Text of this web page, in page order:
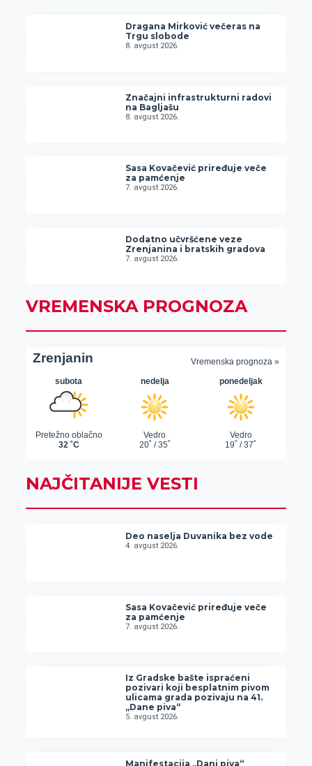
Dragana Mirković večeras na
Trgu slobode
8. avgust 2026.
Značajni infrastrukturni radovi
na Bagljašu
8. avgust 2026.
Sasa Kovačević priređuje veče
za pamćenje
7. avgust 2026.
Dodatno učvršćene veze
Zrenjanina i bratskih gradova
7. avgust 2026.
VREMENSKA PROGNOZA
NAJČITANIJE VESTI
Deo naselja Duvanika bez vode
4. avgust 2026.
Sasa Kovačević priređuje veče
za pamćenje
7. avgust 2026.
Iz Gradske bašte ispraćeni
pozivari koji besplatnim pivom
ulicama grada pozivaju na 41.
„Dane piva“
5. avgust 2026.
Manifestacija „Dani piva“